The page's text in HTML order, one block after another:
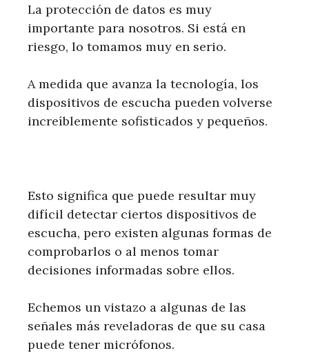
La protección de datos es muy
importante para nosotros. Si está en
riesgo, lo tomamos muy en serio.
A medida que avanza la tecnología, los
dispositivos de escucha pueden volverse
increíblemente sofisticados y pequeños.
Esto significa que puede resultar muy
difícil detectar ciertos dispositivos de
escucha, pero existen algunas formas de
comprobarlos o al menos tomar
decisiones informadas sobre ellos.
Echemos un vistazo a algunas de las
señales más reveladoras de que su casa
puede tener micrófonos.